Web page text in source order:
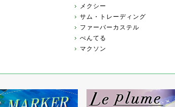
メクシー
サム・トレーディング
ファーバーカステル
ぺんてる
マクソン